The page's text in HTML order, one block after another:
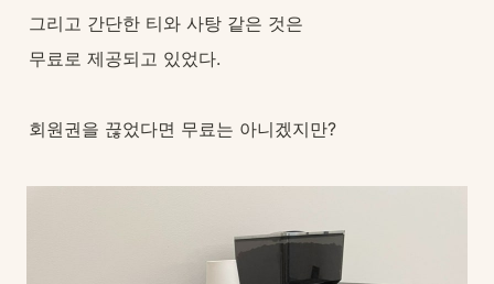
그리고 간단한 티와 사탕 같은 것은
무료로 제공되고 있었다.
회원권을 끊었다면 무료는 아니겠지만?